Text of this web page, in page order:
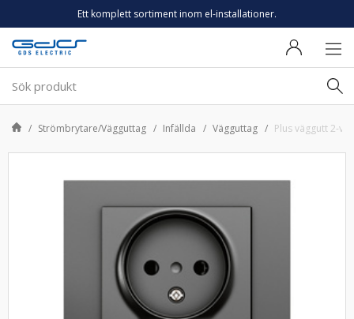
Ett komplett sortiment inom el-installationer.
Strömbrytare/Vägguttag Infällda Vägguttag Plus väggutt 2-v